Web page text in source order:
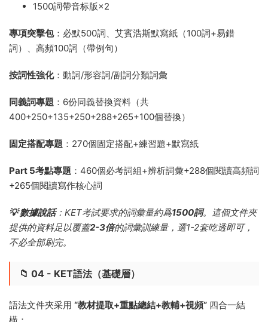
1500詞帶音标版×2
專項突擊包：必默500詞、艾賓浩斯默寫紙（100詞+易錯
詞）、高頻100詞（帶例句）
按詞性強化：動詞/形容詞/副詞分類詞彙
同義詞專題 ：6份同義替換資料（共
400+250+135+250+288+265+100個替換）
固定搭配專題 ：270個固定搭配+練習題+默寫紙
Part 5考點專題 ：460個必考詞組+辨析詞彙+288個閱讀高頻詞
+265個閱讀寫作核心詞
💡 數據說話：KET考試要求的詞彙量約爲1500詞。這個文件夾
提供的資料足以覆蓋2-3倍的詞彙訓練量，選1-2套吃透即可，
不必全部刷完。
📁 04 - KET語法（基礎層）
語法文件夾采用 “教材提取+重點總結+教輔+視頻” 四合一結